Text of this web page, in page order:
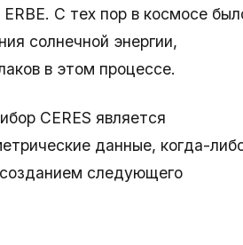
С тех пор в космосе
солнечной энергии,
в этом процессе.
CERES является
данные, когда-
следующего